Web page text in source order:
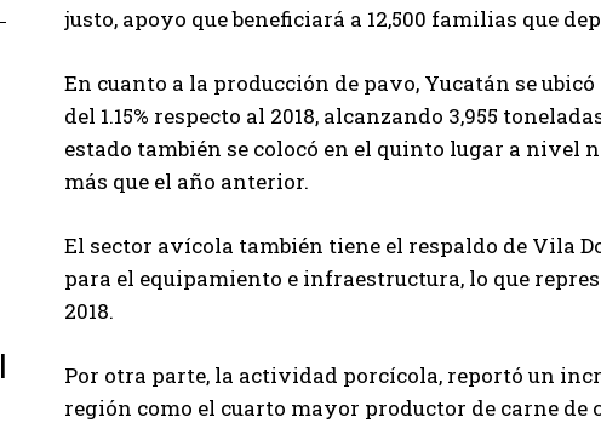
justo, apoyo que beneficiará a 12,500 familias que
En cuanto a la producción de pavo, Yucatán se
del 1.15% respecto al 2018, alcanzando 3,955
estado también se colocó en el quinto lugar a nivel
más que el año anterior.
El sector avícola también tiene el respaldo de Vila
para el equipamiento e infraestructura, lo que
2018.
Por otra parte, la actividad porcícola, reportó un
región como el cuarto mayor productor de carne de